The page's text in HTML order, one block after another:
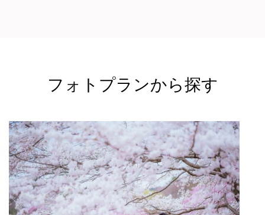
フォトプランから探す